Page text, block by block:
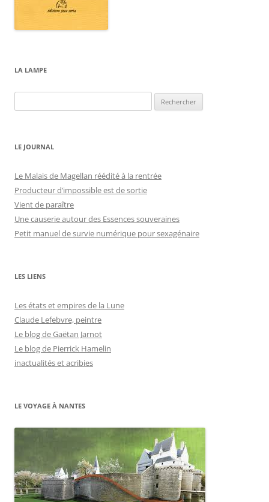
LA LAMPE
LE JOURNAL
Le Malais de Magellan réédité à la rentrée
Producteur d’impossible est de sortie
Vient de paraître
Une causerie autour des Essences souveraines
Petit manuel de survie numérique pour sexagénaire
LES LIENS
Les états et empires de la Lune
Claude Lefebvre, peintre
Le blog de Gaëtan Jarnot
Le blog de Pierrick Hamelin
inactualités et acribies
LE VOYAGE À NANTES